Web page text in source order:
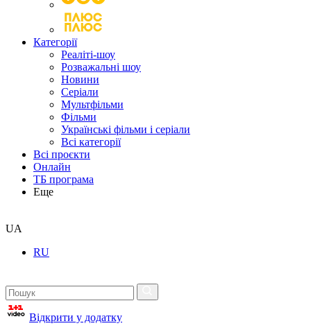
Категорії
Реаліті-шоу
Розважальні шоу
Новини
Серіали
Мультфільми
Фільми
Українські фільми і серіали
Всі категорії
Всі проєкти
Онлайн
ТБ програма
Еще
UA
RU
Відкрити у додатку